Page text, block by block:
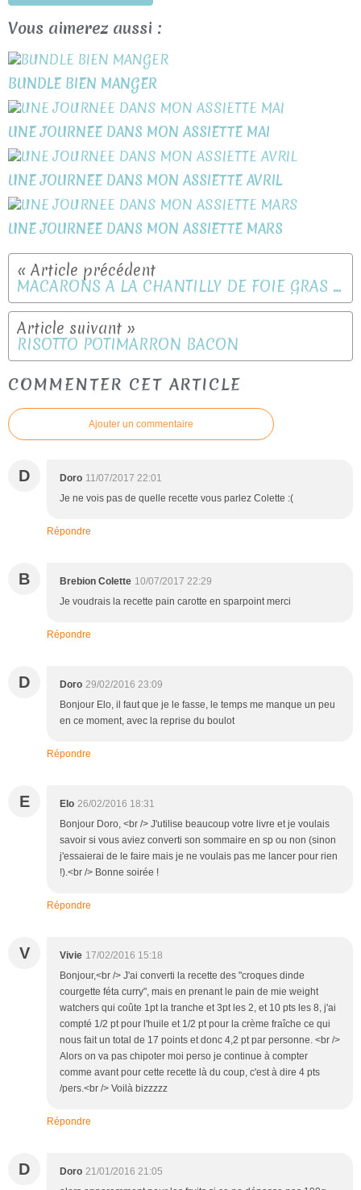
Vous aimerez aussi :
BUNDLE BIEN MANGER
UNE JOURNEE DANS MON ASSIETTE MAI
UNE JOURNEE DANS MON ASSIETTE AVRIL
UNE JOURNEE DANS MON ASSIETTE MARS
MACARONS A LA CHANTILLY DE FOIE GRAS EN VIDÉO
RISOTTO POTIMARRON BACON
COMMENTER CET ARTICLE
Ajouter un commentaire
D Doro 11/07/2017 22:01
Je ne vois pas de quelle recette vous parlez Colette :(
Répondre
B Brebion Colette 10/07/2017 22:29
Je voudrais la recette pain carotte en sparpoint merci
Répondre
D Doro 29/02/2016 23:09
Bonjour Elo, il faut que je le fasse, le temps me manque un peu
en ce moment, avec la reprise du boulot
Répondre
E Elo 26/02/2016 18:31
Bonjour Doro, <br /> J'utilise beaucoup votre livre et je voulais
savoir si vous aviez converti son sommaire en sp ou non (sinon
j'essaierai de le faire mais je ne voulais pas me lancer pour rien
!).<br /> Bonne soirée !
Répondre
V Vivie 17/02/2016 15:18
Bonjour,<br /> J'ai converti la recette des "croques dinde
courgette féta curry", mais en prenant le pain de mie weight
watchers qui coûte 1pt la tranche et 3pt les 2, et 10 pts les 8, j'ai
compté 1/2 pt pour l'huile et 1/2 pt pour la crème fraîche ce qui
nous fait un total de 17 points et donc 4,2 pt par personne. <br />
Alors on va pas chipoter moi perso je continue à compter
comme avant pour cette recette là du coup, c'est à dire 4 pts
/pers.<br /> Voilà bizzzzz
Répondre
D Doro 21/01/2016 21:05